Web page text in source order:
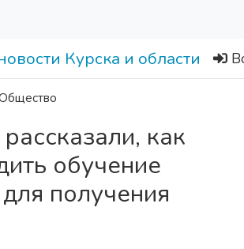
как
обучение
получения